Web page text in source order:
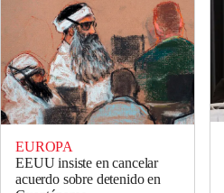
EUROPA
EEUU insiste en cancelar
acuerdo sobre detenido en